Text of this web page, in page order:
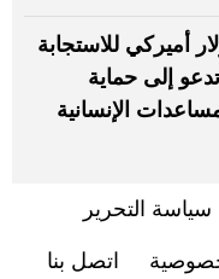
مليون دولار أميركي للاستجابة
إلى حماية
الإنسانية
سياسة التحرير
اتصل بنا